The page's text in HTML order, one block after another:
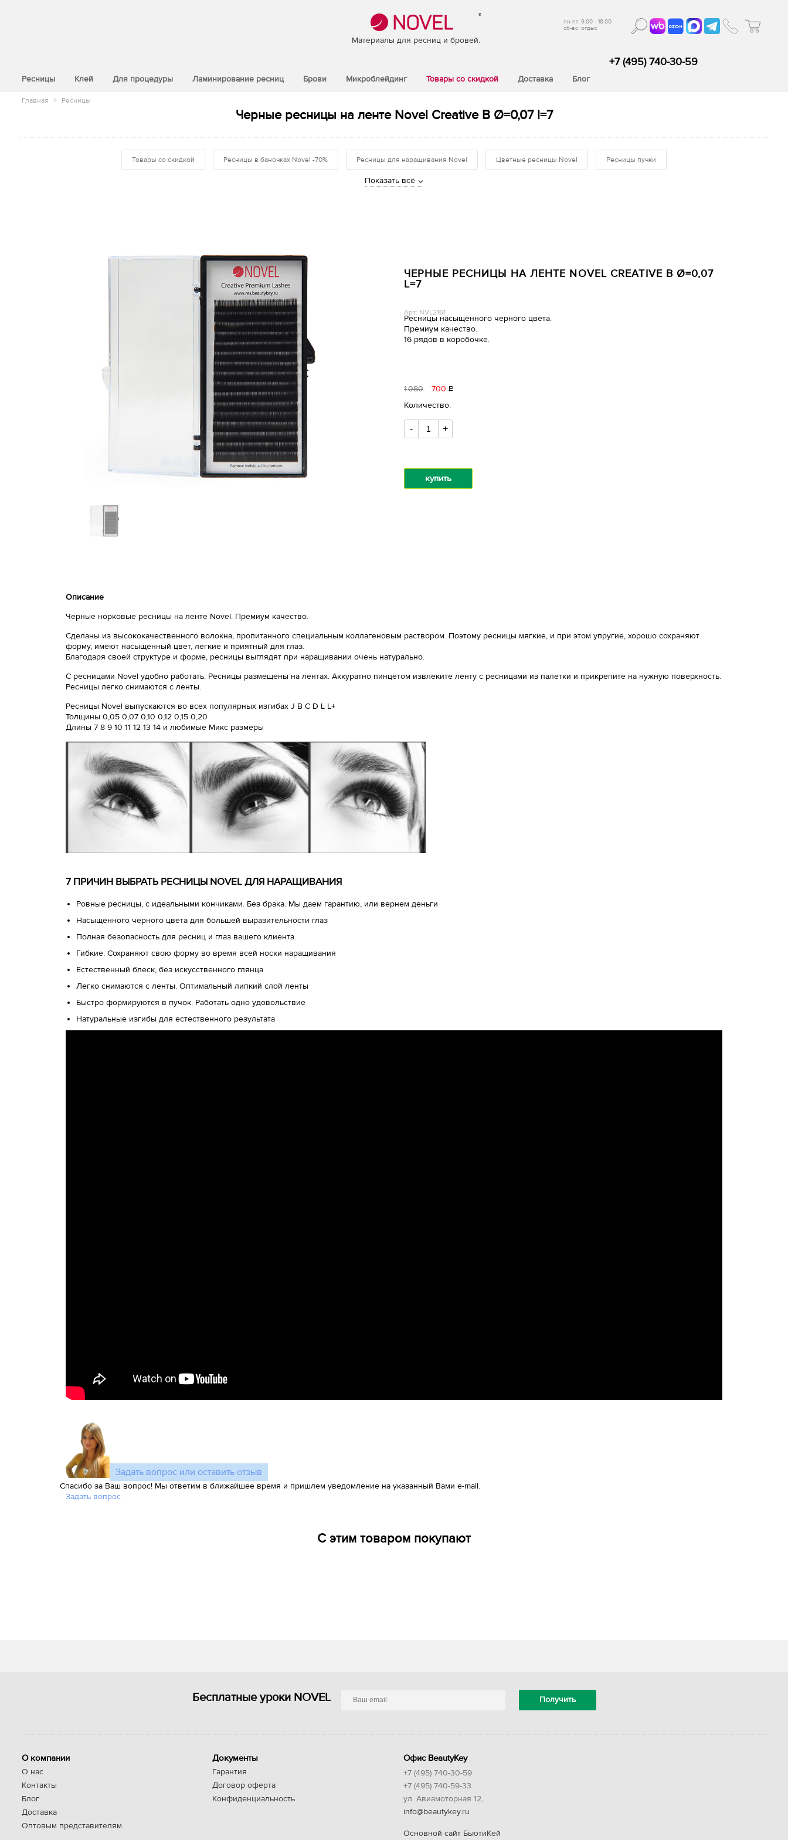
®
Материалы для ресниц и бровей.
пн-пт: 9.00 - 18.00
сб-вс: отдых
Ресницы Клей Для процедуры Ламинирование ресниц Брови Микроблейдинг Товары со скидкой Доставка Блог
+7 (495) 740-30-59
Главная > Ресницы
Черные ресницы на ленте Novel Creative B Ø=0,07 l=7
Товары со скидкой Ресницы в баночках Novel -70% Ресницы для наращивания Novel Цветные ресницы Novel Ресницы пучки
Показать всё
ЧЕРНЫЕ РЕСНИЦЫ НА ЛЕНТЕ NOVEL CREATIVE B Ø=0,07
L=7
Арт: NVL2161
Ресницы насыщенного черного цвета.
Премиум качество.
16 рядов в коробочке.
1080 700 Р
Количество:
- +
купить
Описание
Черные норковые ресницы на ленте Novel. Премиум качество.
Сделаны из высококачественного волокна, пропитанного специальным коллагеновым раствором. Поэтому ресницы мягкие, и при этом упругие, хорошо сохраняют
форму, имеют насыщенный цвет, легкие и приятный для глаз.
Благодаря своей структуре и форме, ресницы выглядят при наращивании очень натурально.
С ресницами Novel удобно работать. Ресницы размещены на лентах. Аккуратно пинцетом извлеките ленту с ресницами из палетки и прикрепите на нужную поверхность.
Ресницы легко снимаются с ленты.
Ресницы Novel выпускаются во всех популярных изгибах J B C D L L+
Толщины 0,05 0,07 0,10 0,12 0,15 0,20
Длины 7 8 9 10 11 12 13 14 и любимые Микс размеры
7 ПРИЧИН ВЫБРАТЬ РЕСНИЦЫ NOVEL ДЛЯ НАРАЩИВАНИЯ
Ровные ресницы, с идеальными кончиками. Без брака. Мы даем гарантию, или вернем деньги
Насыщенного черного цвета для большей выразительности глаз
Полная безопасность для ресниц и глаз вашего клиента.
Гибкие. Сохраняют свою форму во время всей носки наращивания
Естественный блеск, без искусственного глянца
Легко снимаются с ленты. Оптимальный липкий слой ленты
Быстро формируются в пучок. Работать одно удовольствие
Натуральные изгибы для естественного результата
Задать вопрос или оставить отзыв
Спасибо за Ваш вопрос! Мы ответим в ближайшее время и пришлем уведомление на указанный Вами e-mail.
Задать вопрос
С этим товаром покупают
Бесплатные уроки NOVEL
О компании
О нас
Контакты
Блог
Доставка
Оптовым представителям
Документы
Гарантия
Договор оферта
Конфиденциальность
Офис BeautyKey
+7 (495) 740-30-59
+7 (495) 740-59-33
ул. Авиамоторная 12,
info@beautykey.ru
Основной сайт БьютиКей